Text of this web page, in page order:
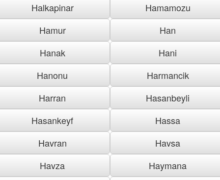
Halkapinar
Hamamozu
Hamur
Han
Hanak
Hani
Hanonu
Harmancik
Harran
Hasanbeyli
Hasankeyf
Hassa
Havran
Havsa
Havza
Haymana